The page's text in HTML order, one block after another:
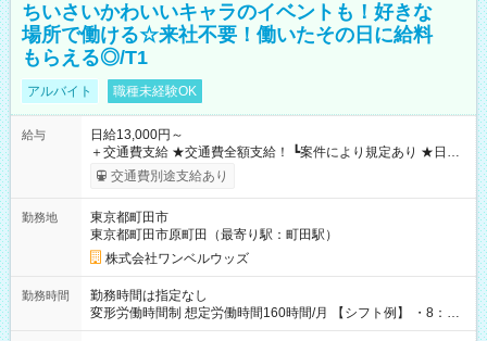
ちいさいかわいいキャラのイベントも！好きな
場所で働ける☆来社不要！働いたその日に給料
もらえる◎/T1
アルバイト 職種未経験OK
給与
日給13,000円～
＋交通費支給 ★交通費全額支給！ ┗案件により規定あり ★日払
いOK！（規定あり） ┗働いたその日に現金GET♪ お仕事後はコ
ンビニATMから 日払い分を引き落とせます！ 【試用期間】試
交通費別途支給あり
勤務地
東京都町田市
東京都町田市原町田（最寄り駅：町田駅）
株式会社ワンベルウッズ
勤務時間
勤務時間は指定なし
変形労働時間制 想定労働時間160時間/月 【シフト例】 ・8：00
～21：00